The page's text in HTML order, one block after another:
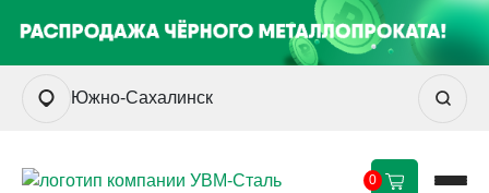
Южно-Сахалинск
0